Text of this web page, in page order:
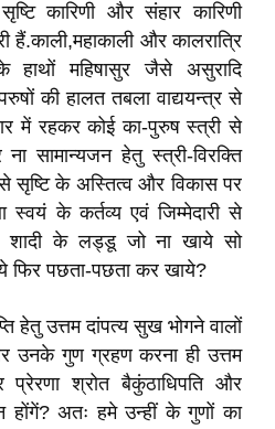
कारिणी और संहार कारिणी
हैं.काली,महाकाली और कालरात्रि
महिषासुर जैसे असुरादि
की हालत तबला वाद्ययन्त्र से
में रहकर कोई का-पुरुष स्त्री से
सामान्यजन हेतु स्त्री-विरक्ति
सृष्टि के अस्तित्व और विकास पर
स्वयं के कर्तव्य एवं जिम्मेदारी से
शादी के लड्डू जो ना खाये सो
फिर पछता-पछता कर खाये?
हेतु उत्तम दांपत्य सुख भोगने वालों
उनके गुण ग्रहण करना ही उत्तम
श्रोत बैकुंठाधिपति और
अतः हमे उन्हीं के गुणों का